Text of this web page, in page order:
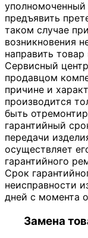
предъявить
таком случае
возникновения
направить
Сервисный
продавцом
причине и
производится
быть
гарантийный
передачи
осуществляет
гарантийного
Срок
неисправности
дней с момента
Замена